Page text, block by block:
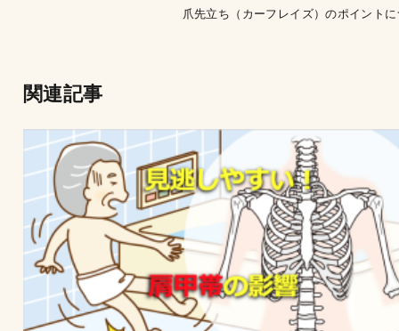
爪先立ち（カーフレイズ）のポイント
関連記事